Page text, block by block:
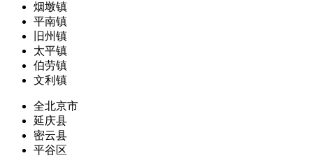
烟墩镇
平南镇
旧州镇
太平镇
伯劳镇
文利镇
全北京市
延庆县
密云县
平谷区